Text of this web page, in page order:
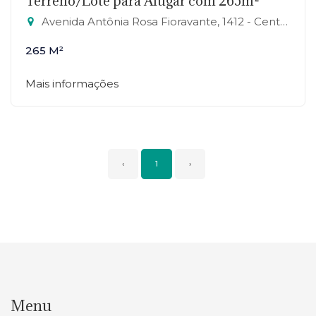
Avenida Antônia Rosa Fioravante, 1412 - Centro, Mauá-SP
265 M²
Mais informações
‹ 1 ›
Menu